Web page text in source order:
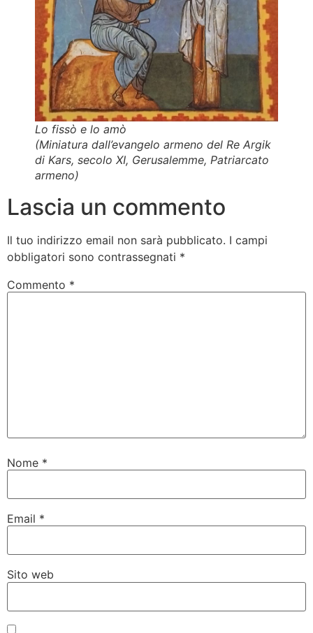
Lo fissò e lo amò
(Miniatura dall’evangelo armeno del Re Argik
di Kars, secolo XI, Gerusalemme, Patriarcato
armeno)
Lascia un commento
Il tuo indirizzo email non sarà pubblicato. I campi
obbligatori sono contrassegnati *
Commento *
Nome *
Email *
Sito web